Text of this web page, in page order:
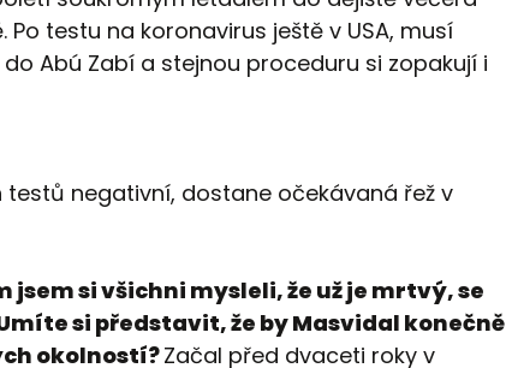
Po testu na koronavirus ještě v USA, musí
Abú Zabí a stejnou proceduru si zopakují i
testů negativní, dostane očekávaná řež v
jsem si všichni mysleli, že už je mrtvý, se
si představit, že by Masvidal konečně
okolností?Začal před dvaceti roky v